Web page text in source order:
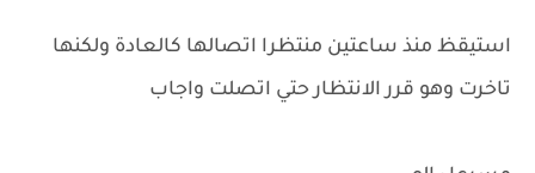
استيقظ منذ ساعتين منتظرا اتصالها كالعادة ولكنها
تاخرت وهو قرر الانتظار حتي اتصلت واجاب